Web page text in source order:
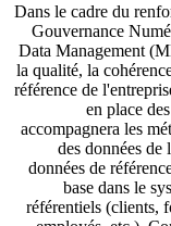
Dans le cadre du
Gouvernance
Data Management
la qualité, la
référence de
en place
accompagnera les
des données de
données de
base dans le
référentiels (clients,